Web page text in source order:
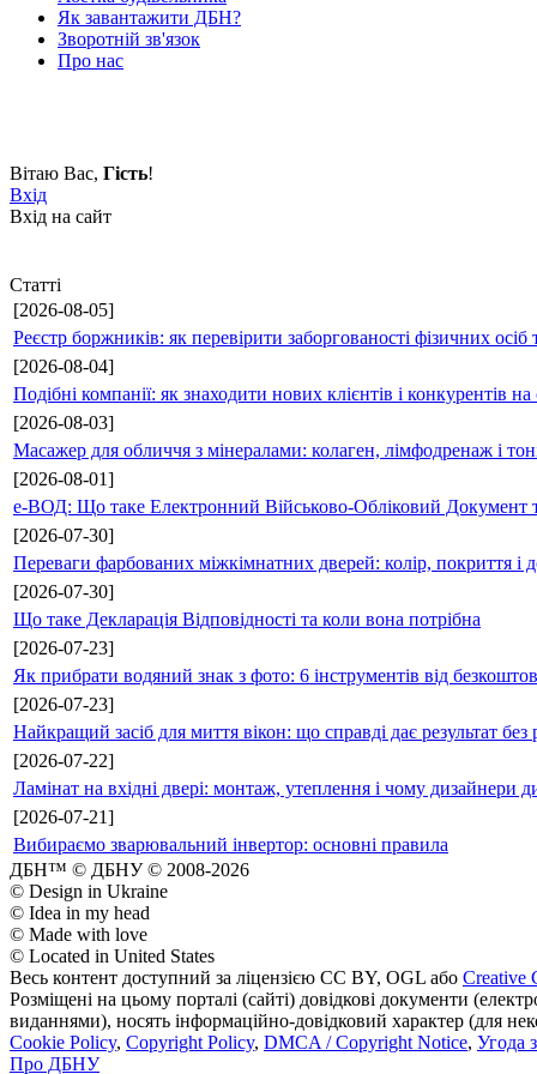
Як завантажити ДБН?
Зворотній зв'язок
Про нас
Вітаю Вас, Гість!
Вхід
Вхід на сайт
Статті
[2026-08-05]
Реєстр боржників: як перевірити заборгованості фізичних осіб
[2026-08-04]
Подібні компанії: як знаходити нових клієнтів і конкурентів
[2026-08-03]
Масажер для обличчя з мінералами: колаген, лімфодренаж і
[2026-08-01]
е-ВОД: Що таке Електронний Військово-Обліковий Документ
[2026-07-30]
Переваги фарбованих міжкімнатних дверей: колір, покриття і
[2026-07-30]
Що таке Декларація Відповідності та коли вона потрібна
[2026-07-23]
Як прибрати водяний знак з фото: 6 інструментів від
[2026-07-23]
Найкращий засіб для миття вікон: що справді дає результат без
[2026-07-22]
Ламінат на вхідні двері: монтаж, утеплення і чому дизайнери
[2026-07-21]
Вибираємо зварювальний інвертор: основні правила
ДБН™ © ДБНУ © 2008-2026
© Design in Ukraine
© Idea in my head
© Made with love
© Located in United States
Весь контент доступний за ліцензією CC BY, OGL або Creative
Розміщені на цьому порталі (сайті) довідкові документи
виданнями), носять інформаційно-довідковий характер (для
Cookie Policy, Copyright Policy, DMCA / Copyright Notice, Угода
Про ДБНУ